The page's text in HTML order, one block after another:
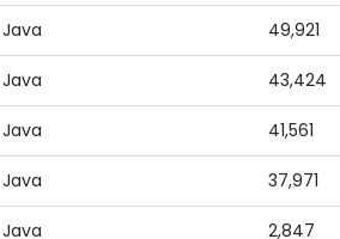
Java 49,921
Java 43,424
Java 41,561
Java 37,971
Java 2,847